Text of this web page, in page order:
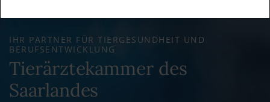
IHR PARTNER FÜR TIERGESUNDHEIT UND
BERUFSENTWICKLUNG
Tierärztekammer des
Saarlandes